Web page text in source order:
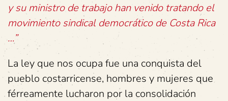
y su ministro de trabajo han venido tratando el
movimiento sindical democrático de Costa Rica
…”
La ley que nos ocupa fue una conquista del
pueblo costarricense, hombres y mujeres que
férreamente lucharon por la consolidación